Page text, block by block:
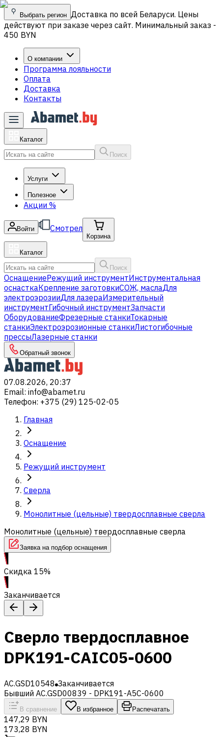
Выбрать регион Доставка по всей Беларуси. Цены
действуют при заказе через сайт. Минимальный заказ -
450 BYN
О компании
Программа лояльности
Оплата
Доставка
Контакты
Каталог
Поиск
Услуги
Полезное
Акции %
Войти Смотрел
Корзина
Каталог
Поиск
ОснащениеРежущий инструментИнструментальная
оснасткаКрепление заготовкиСОЖ, маслаДля
электроэрозииДля лазераИзмерительный
инструментГибочный инструментЗапчасти
ОборудованиеФрезерные станкиТокарные
станкиЭлектроэрозионные станкиЛистогибочные
прессыЛазерные станки
Обратный звонок
07.08.2026, 20:37
Email: info@abamet.ru
Телефон: +375 (29) 125-02-05
Главная
Оснащение
Режущий инструмент
Сверла
Монолитные (цельные) твердосплавные сверла
Монолитные (цельные) твердосплавные сверла
Заявка на подбор оснащения
Скидка 15%
Заканчивается
Сверло твердосплавное
DPK191-CAIC05-0600
AC.GSD10548 Заканчивается
Бывший AC.GSD00839 - DPK191-A5C-0600
В сравнение В избранное Распечатать
147,29 BYN
173,28 BYN